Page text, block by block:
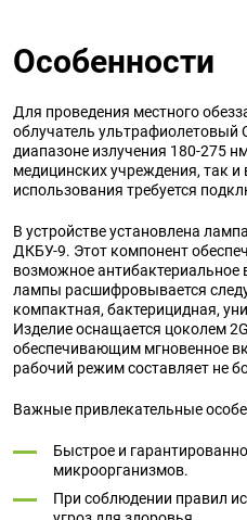
Особенности
Для проведения местного
облучатель
диапазоне излучения 180-275
медицинских учреждения, так
использования требуется
В устройстве установлена
ДКБУ-9. Этот компонент
возможное антибактериальное
лампы расшифровывается
компактная, бактерицидная,
Изделие оснащается цоколем
обеспечивающим мгновенное
рабочий режим составляет не
Важные привлекательные
Быстрое и
микроорганизмов.
При соблюдении правил